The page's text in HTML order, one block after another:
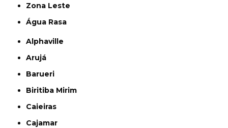
Zona Leste
Água Rasa
Alphaville
Arujá
Barueri
Biritiba Mirim
Caieiras
Cajamar